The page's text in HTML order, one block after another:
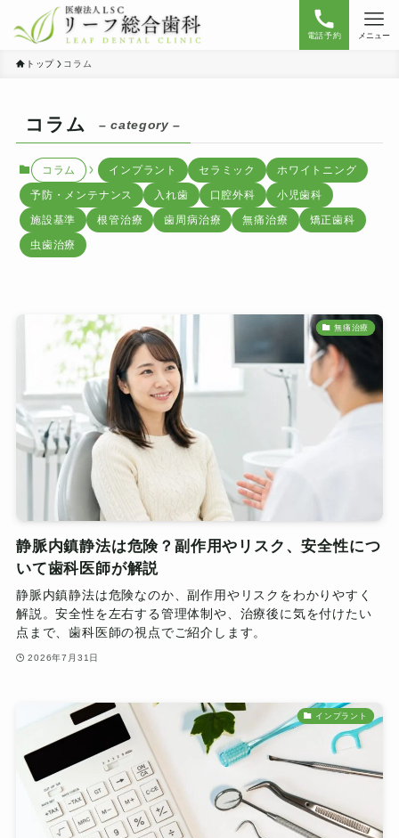
電話予約 メニュー
トップ コラム
コラム – category –
コラム インプラント セラミック
ホワイトニング
予防・メンテナンス
入れ歯 口腔外科
小児歯科
施設基準
根管治療 歯周病治療 無痛治療
矯正歯科
虫歯治療
無痛治療
静脈内鎮静法は危険？副作用やリスク、安全性につ
いて歯科医師が解説
静脈内鎮静法は危険なのか、副作用やリスクをわかりやすく
解説。安全性を左右する管理体制や、治療後に気を付けたい
点まで、歯科医師の視点でご紹介します。
2026年7月31日
インプラント